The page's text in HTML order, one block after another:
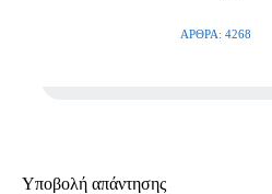
ΆΡΘΡΑ: 4268
Υποβολή απάντησης